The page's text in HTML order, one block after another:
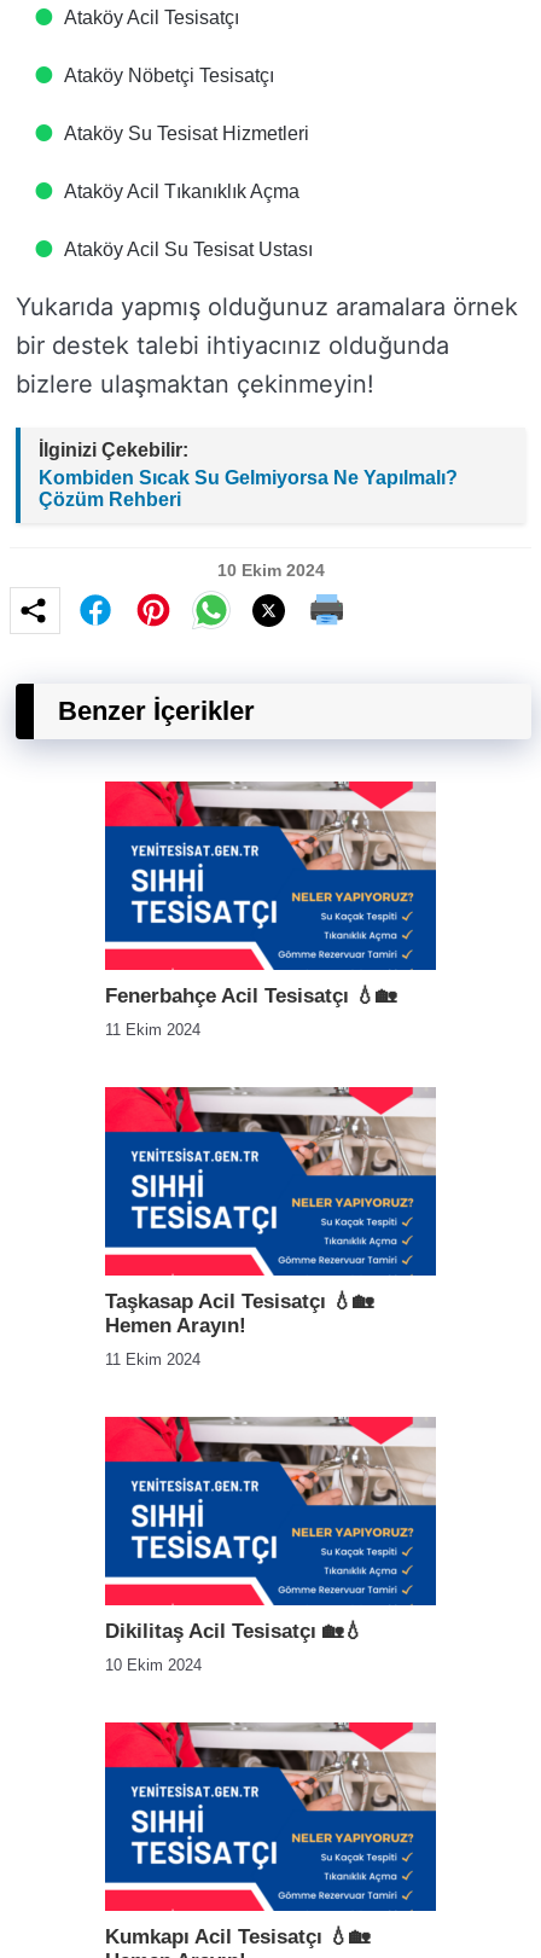
Ataköy Acil Tesisatçı
Ataköy Nöbetçi Tesisatçı
Ataköy Su Tesisat Hizmetleri
Ataköy Acil Tıkanıklık Açma
Ataköy Acil Su Tesisat Ustası
Yukarıda yapmış olduğunuz aramalara örnek
bir destek talebi ihtiyacınız olduğunda
bizlere ulaşmaktan çekinmeyin!
İlginizi Çekebilir:
Kombiden Sıcak Su Gelmiyorsa Ne Yapılmalı?
Çözüm Rehberi
10 Ekim 2024
Benzer İçerikler
Fenerbahçe Acil Tesisatçı 💧🏡
11 Ekim 2024
Taşkasap Acil Tesisatçı 💧🏡
Hemen Arayın!
11 Ekim 2024
Dikilitaş Acil Tesisatçı 🏡💧
10 Ekim 2024
Kumkapı Acil Tesisatçı 💧🏡